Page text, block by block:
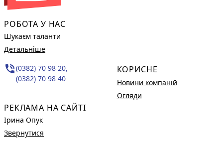
РОБОТА У НАС
Шукаєм таланти
Детальніше
phone_in_talk(0382) 70 98 20,
(0382) 70 98 40
РЕКЛАМА НА САЙТІ
Ірина Опук
Звернутися
КОРИСНЕ
Новини компаній
Огляди